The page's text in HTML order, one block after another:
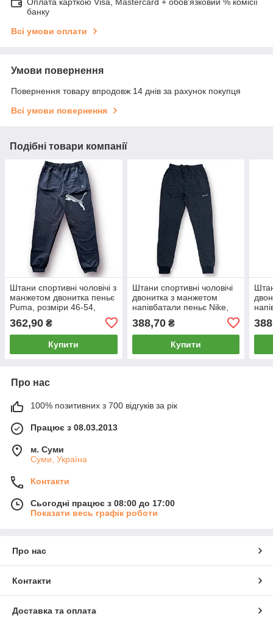
банку
Всі умови оплати
Умови повернення
Повернення товару впродовж 14 днів за рахунок покупця
Всі умови повернення
Подібні товари компанії
Штани спортивні чоловічі з
манжетом двонитка пеньє
Puma, розміри 46-54,
362,90 ₴
Купити
Штани спортивні чоловічі
двонитка з манжетом
напівбатали пеньє Nike,
розміри 50-58, темно-сірі,
4112
388,70₴
Купити
4111
Про нас
100% позитивних з 700 відгуків за рік
Працює з 08.03.2013
м. Суми
Суми, Україна
Контакти
Сьогодні працює з 08:00 до 17:00
Показати весь графік роботи
Про нас
Контакти
Доставка та оплата